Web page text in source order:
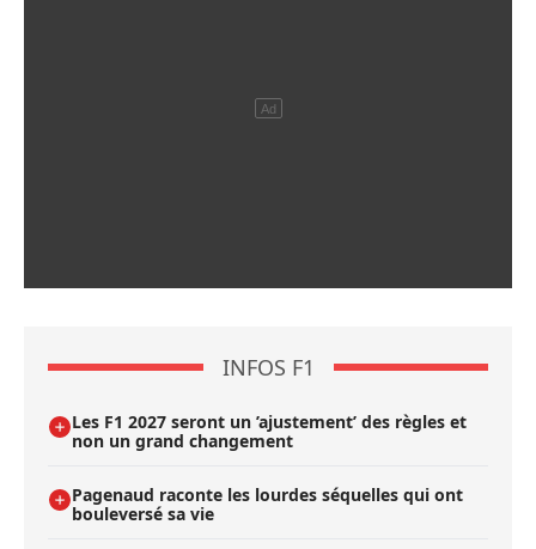
INFOS F1
Les F1 2027 seront un ’ajustement’ des règles et
non un grand changement
Pagenaud raconte les lourdes séquelles qui ont
bouleversé sa vie